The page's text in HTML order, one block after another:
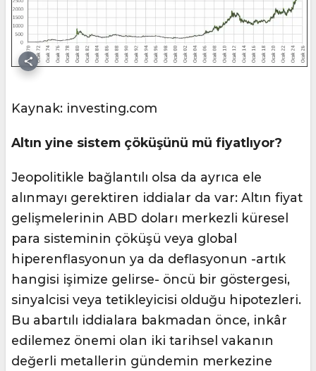
Kaynak: investing.com
Altın yine sistem çöküşünü mü fiyatlıyor?
Jeopolitikle bağlantılı olsa da ayrıca ele
alınmayı gerektiren iddialar da var: Altın fiyat
gelişmelerinin ABD doları merkezli küresel
para sisteminin çöküşü veya global
hiperenflasyonun ya da deflasyonun -artık
hangisi işimize gelirse- öncü bir göstergesi,
sinyalcisi veya tetikleyicisi olduğu hipotezleri.
Bu abartılı iddialara bakmadan önce, inkâr
edilemez önemi olan iki tarihsel vakanın
değerli metallerin gündemin merkezine